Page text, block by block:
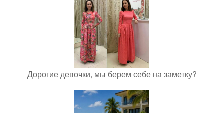
Дорогие девочки, мы берем себе на заметку?